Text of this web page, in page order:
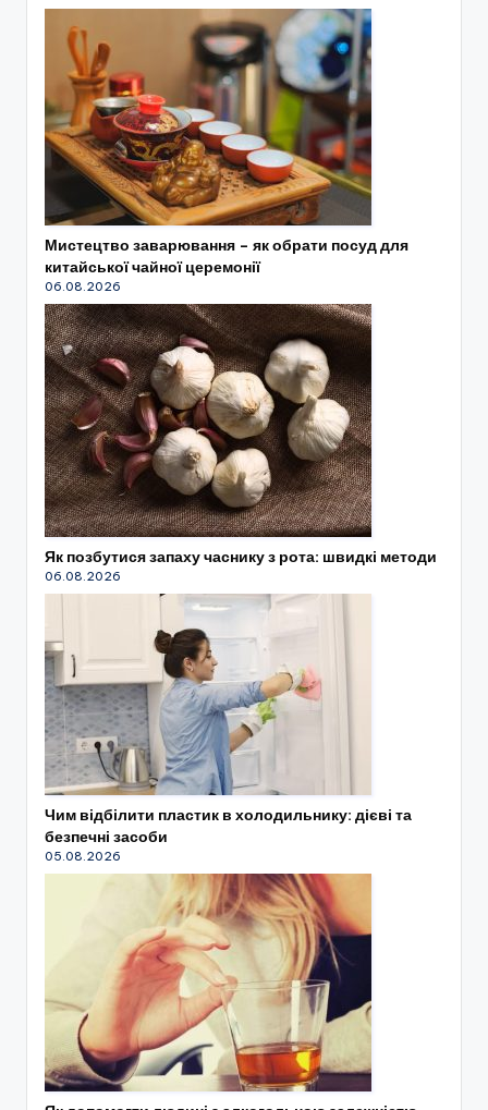
Мистецтво заварювання – як обрати посуд для
китайської чайної церемонії
06.08.2026
Як позбутися запаху часнику з рота: швидкі методи
06.08.2026
Чим відбілити пластик в холодильнику: дієві та
безпечні засоби
05.08.2026